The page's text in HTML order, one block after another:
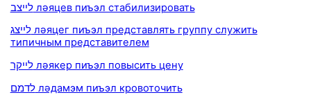
לייצב ләяцев пиъэл стабилизировать
לייצג ләяцег пиъэл представлять группу служить
типичным представителем
לייקר ләякер пиъэл повысить цену
לדמם ләдамэм пиъэл кровоточить